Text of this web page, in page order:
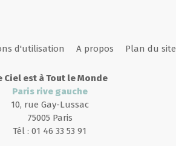
d'utilisation A propos Plan du site
Ciel est à Tout le Monde
Paris rive gauche
10, rue Gay-Lussac
75005 Paris
Tél : 01 46 33 53 91